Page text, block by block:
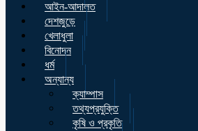
আইন-আদালত
দেশজুড়ে
খেলাধুলা
বিনোদন
ধর্ম
অন্যান্য
ক্যাম্পাস
তথ্যপ্রযুক্তি
কৃষি ও প্রকৃতি